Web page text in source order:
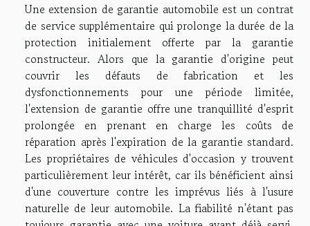
Une extension de garantie automobile est un contrat
de service supplémentaire qui prolonge la durée de la
protection initialement offerte par la garantie
constructeur. Alors que la garantie d'origine peut
couvrir les défauts de fabrication et les
dysfonctionnements pour une période limitée,
l'extension de garantie offre une tranquillité d'esprit
prolongée en prenant en charge les coûts de
réparation après l'expiration de la garantie standard.
Les propriétaires de véhicules d'occasion y trouvent
particulièrement leur intérêt, car ils bénéficient ainsi
d'une couverture contre les imprévus liés à l'usure
naturelle de leur automobile. La fiabilité n'étant pas